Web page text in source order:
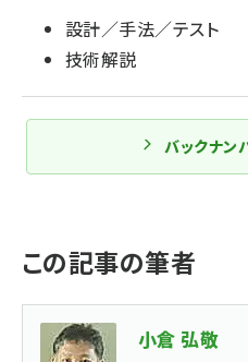
設計／手法／テスト
技術解説
バックナン
この記事の筆者
小倉 弘敬